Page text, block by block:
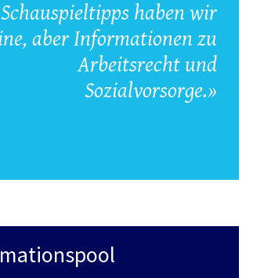
haben wir
aber Informationen zu
Arbeitsrecht und
Sozialvorsorge.»